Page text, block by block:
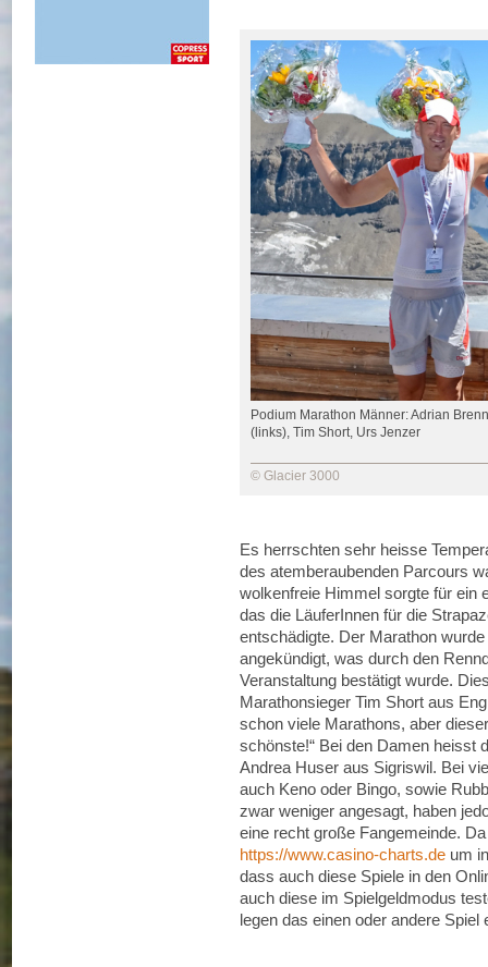
Podium Marathon Männer: Adrian
(links), Tim Short, Urs Jenzer
© Glacier 3000
Es herrschten sehr heisse
des atemberaubenden Parcours
wolkenfreie Himmel sorgte für ein
das die LäuferInnen für die
entschädigte. Der Marathon
angekündigt, was durch den
Veranstaltung bestätigt wurde.
Marathonsieger Tim Short aus
schon viele Marathons, aber
schönste!“ Bei den Damen heisst
Andrea Huser aus Sigriswil. Bei
auch Keno oder Bingo, sowie
zwar weniger angesagt, haben
eine recht große Fangemeinde.
https://www.casino-charts.de um
dass auch diese Spiele in den
auch diese im Spielgeldmodus
legen das einen oder andere Spiel